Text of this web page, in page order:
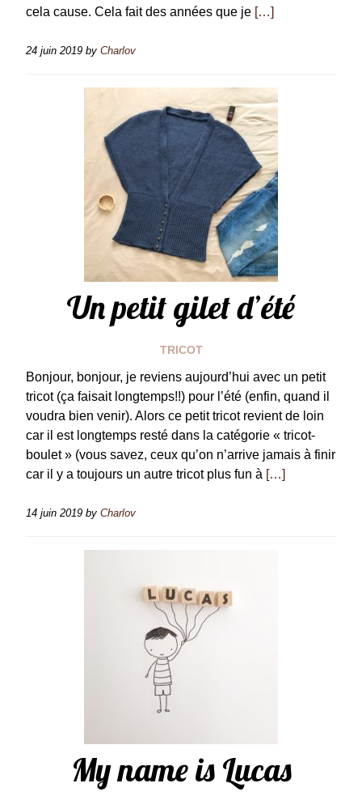
cela cause. Cela fait des années que je […]
24 juin 2019 by Charlov
Un petit gilet d’été
TRICOT
Bonjour, bonjour, je reviens aujourd’hui avec un petit
tricot (ça faisait longtemps!!) pour l’été (enfin, quand il
voudra bien venir). Alors ce petit tricot revient de loin
car il est longtemps resté dans la catégorie « tricot-
boulet » (vous savez, ceux qu’on n’arrive jamais à finir
car il y a toujours un autre tricot plus fun à […]
14 juin 2019 by Charlov
My name is Lucas